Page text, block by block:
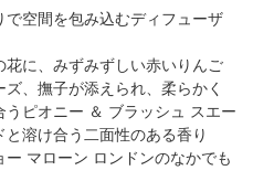
空間を包み込むディフューザ
に、みずみずしい赤いりんご
、撫子が添えられ、柔らかく
ピオニー ＆ ブラッシュ スエー
と溶け合う二面性のある香り
マローン ロンドンのなかでも